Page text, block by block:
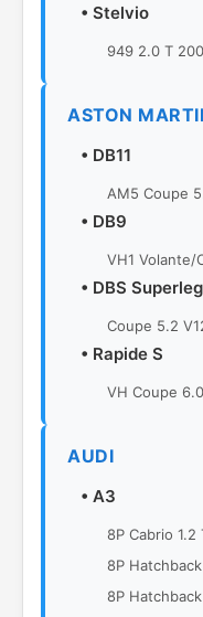
• Stelvio
949 2.0 T 200
ASTON
• DB11
AM5 Coupe
• DB9
VH1 Volante/
• DBS
Coupe 5.2
• Rapide S
VH Coupe
AUDI
• A3
8P Cabrio 1.2
8P
8P